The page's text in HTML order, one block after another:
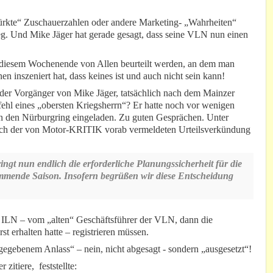
Zuschauerzahlen oder andere Marketing- „Wahrheiten“
Und Mike Jäger hat gerade gesagt, dass seine VLN nun einen
Wochenende von Allen beurteilt werden, an dem man
inszeniert hat, dass keines ist und auch nicht sein kann!
Vorgänger von Mike Jäger, tatsächlich nach dem Mainzer
eines „obersten Kriegsherrn“? Er hatte noch vor wenigen
Nürburgring eingeladen. Zu guten Gesprächen. Unter
der von Motor-KRITIK vorab vermeldeten Urteilsverkündung
nun endlich die erforderliche Planungssicherheit für die
Saison. Insofern begrüßen wir diese Entscheidung
– vom „alten“ Geschäftsführer der VLN, dann die
erhalten hatte – registrieren müssen.
Anlass“ – nein, nicht abgesagt - sondern „ausgesetzt“!
zitiere, feststellte: